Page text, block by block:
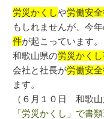
労災かくしや労働安
もしれませんが、今
件が起こっています。
和歌山県の労災かく
会社と社長が労働安
ます。
（６月１０日 和歌
「労災かくし」で書類